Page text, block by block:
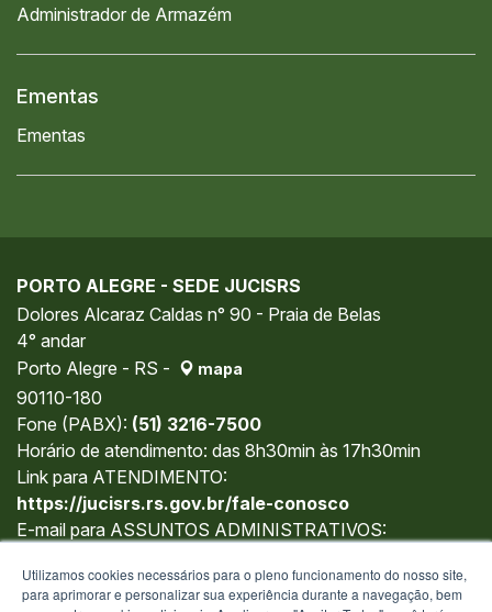
Administrador de Armazém
Ementas
Ementas
PORTO ALEGRE - SEDE JUCISRS
Dolores Alcaraz Caldas n° 90 - Praia de Belas
4° andar
Porto Alegre - RS -
mapa
90110-180
Fone (PABX): (51) 3216-7500
Horário de atendimento: das 8h30min às 17h30min
Link para ATENDIMENTO:
https://jucisrs.rs.gov.br/fale-conosco
E-mail para ASSUNTOS ADMINISTRATIVOS:
Utilizamos cookies necessários para o pleno funcionamento do nosso site,
para aprimorar e personalizar sua experiência durante a navegação, bem